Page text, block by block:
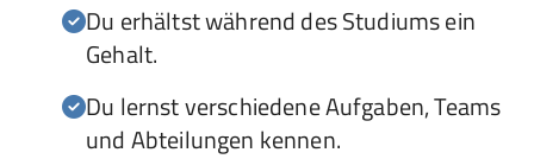
Du erhältst während des Studiums ein
Gehalt.
Du lernst verschiedene Aufgaben, Teams
und Abteilungen kennen.